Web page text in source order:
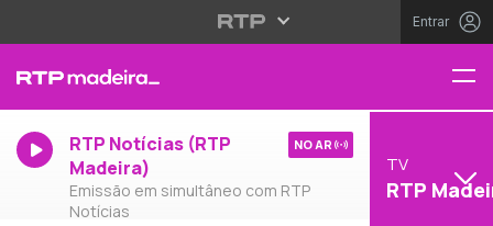
Entrar
RTP Notícias (RTP
Madeira)
Emissão em simultâneo com RTP
Notícias
NO AR
TV
RTP